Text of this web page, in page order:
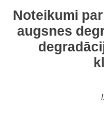
Noteikumi
augsnes